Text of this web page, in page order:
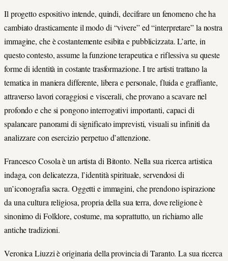
Il progetto espositivo intende, quindi, decifrare un fenomeno che ha
cambiato drasticamente il modo di “vivere” ed “interpretare” la nostra
immagine, che è costantemente esibita e pubblicizzata. L’arte, in
questo contesto, assume la funzione terapeutica e riflessiva su queste
forme di identità in costante trasformazione. I tre artisti trattano la
tematica in maniera differente, libera e personale, fluida e graffiante,
attraverso lavori coraggiosi e viscerali, che provano a scavare nel
profondo e che si pongono interrogativi importanti, capaci di
spalancare panorami di significato imprevisti, visuali su infiniti da
analizzare con esercizio perpetuo d’attenzione.
Francesco Cosola è un artista di Bitonto. Nella sua ricerca artistica
indaga, con delicatezza, l’identità spirituale, servendosi di
un’iconografia sacra. Oggetti e immagini, che prendono ispirazione
da una cultura religiosa, propria della sua terra, dove religione è
sinonimo di Folklore, costume, ma soprattutto, un richiamo alle
antiche tradizioni.
Veronica Liuzzi è originaria della provincia di Taranto. La sua ricerca